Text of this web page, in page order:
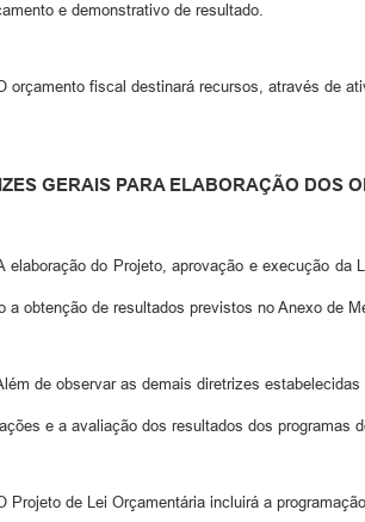
e demonstrativo de resultado.
orçamento fiscal destinará recursos, através de
GERAIS PARA ELABORAÇÃO DOS
elaboração do Projeto, aprovação e execução
a obtenção de resultados previstos no Anexo de
de observar as demais diretrizes
e a avaliação dos resultados dos programas
Projeto de Lei Orçamentária incluirá a